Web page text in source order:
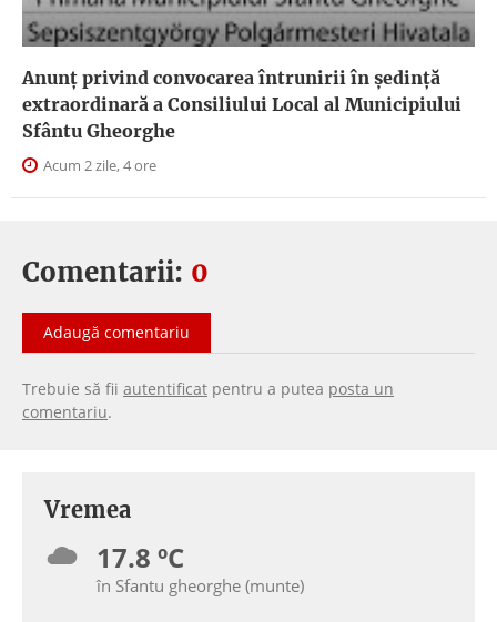
Anunţ privind convocarea întrunirii în şedinţă
extraordinară a Consiliului Local al Municipiului
Sfântu Gheorghe
Acum 2 zile, 4 ore
Comentarii: 0
Adaugă comentariu
Trebuie să fii autentificat pentru a putea posta un
comentariu.
Vremea
17.8 ºC
în Sfantu gheorghe (munte)